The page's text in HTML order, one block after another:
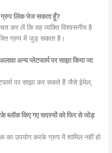
ग्रुप लिंक भेज सकता हूँ?
कर लें कि वह व्यक्ति विश्वसनीय है
ग्रुप में जुड़ सकता है।
अन्य प्लेटफार्म पर साझा किया जा
पर साझा कर सकते हैं जैसे ईमेल,
ब्लॉक किए गए सदस्यों को फिर से जोड़
का उपयोग करके ग्रुप में शामिल नहीं हो